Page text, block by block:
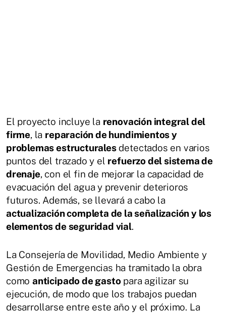
El proyecto incluye la renovación integral del
firme, la reparación de hundimientos y
problemas estructuralesdetectados en varios
puntos del trazado y el refuerzo del sistema de
drenaje, con el fin de mejorar la capacidad de
evacuación del agua y prevenir deterioros
futuros. Además, se llevará a cabo la
actualización completa de la señalización y los
elementos de seguridad vial.
La Consejería de Movilidad, Medio Ambiente y
Gestión de Emergencias ha tramitado la obra
comoanticipado de gastopara agilizar su
ejecución, de modo que los trabajos puedan
desarrollarse entre este año y el próximo. La